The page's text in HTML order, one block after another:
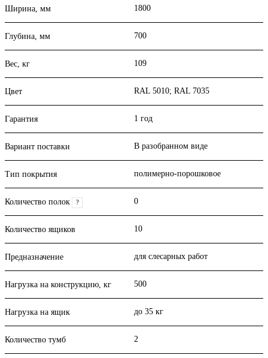
Ширина, мм 1800
Глубина, мм 700
Вес, кг 109
Цвет RAL 5010; RAL 7035
Гарантия 1 год
Вариант поставки В разобранном виде
Тип покрытия полимерно-порошковое
Количество полок ? 0
Количество ящиков 10
Предназначение для слесарных работ
Нагрузка на конструкцию, кг 500
Нагрузка на ящик до 35 кг
Количество тумб 2